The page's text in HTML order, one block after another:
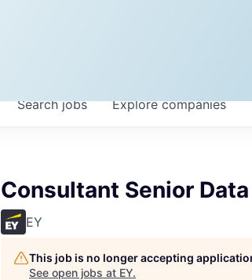
Searchjobs Explorecompanies
Consultant Senior
EY
This job is no longer accepting
See open jobs at EY.